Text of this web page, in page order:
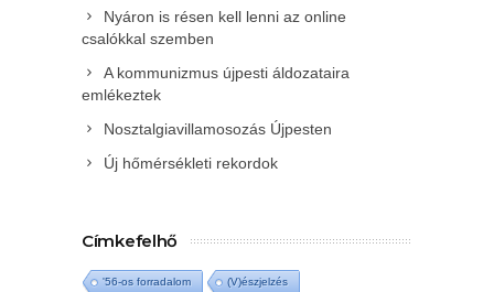
Nyáron is résen kell lenni az online
csalókkal szemben
A kommunizmus újpesti áldozataira
emlékeztek
Nosztalgiavillamosozás Újpesten
Új hőmérsékleti rekordok
Címkefelhő
'56-os forradalom (V)észjelzés